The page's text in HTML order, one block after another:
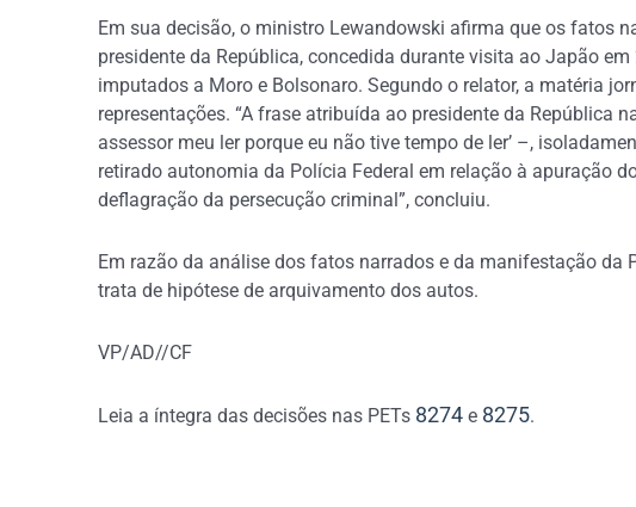
Em sua decisão, o ministro Lewandowski afirma que os fatos
presidente da República, concedida durante visita ao Japão
imputados a Moro e Bolsonaro. Segundo o relator, a matéria
representações. “A frase atribuída ao presidente da República
assessor meu ler porque eu não tive tempo de ler’ –,
retirado autonomia da Polícia Federal em relação à apuração
deflagração da persecução criminal”, concluiu.
Em razão da análise dos fatos narrados e da manifestação da
trata de hipótese de arquivamento dos autos.
VP/AD//CF
Leia a íntegra das decisões nas PETs 8274 e 8275.